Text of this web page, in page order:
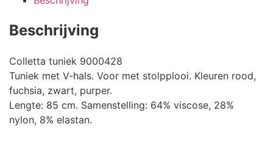
Beschrijving
Colletta tuniek 9000428
Tuniek met V-hals. Voor met stolpplooi. Kleuren rood,
fuchsia, zwart, purper.
Lengte: 85 cm. Samenstelling: 64% viscose, 28%
nylon, 8% elastan.